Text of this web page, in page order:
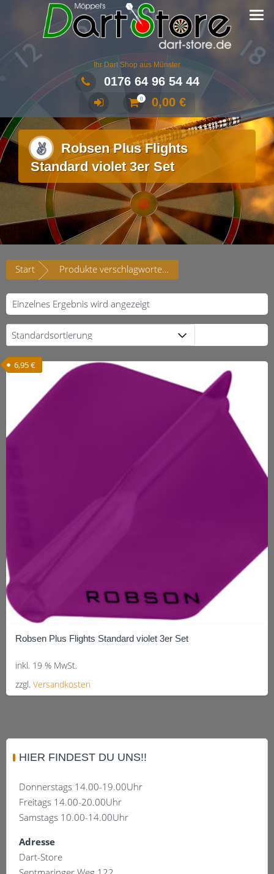
Ihr Dart Shop aus Münster
0176 64 96 54 44
0 0,00 €
Robsen Plus Flights
Standard violet 3er Set
Start Produkte verschlagwortet mit „Robsen Plus Flights Standard violet 3er Set“
Einzelnes Ergebnis wird angezeigt
Robsen Plus Flights Standard violet 3er Set
6,95€
inkl. 19 % MwSt.
zzgl. Versandkosten
HIER FINDEST DU UNS!!
Donnerstags 14.00-19.00Uhr
Freitags 14.00-20.00Uhr
Samstags 10.00-14.00Uhr
Adresse
Dart-Store